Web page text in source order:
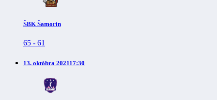
ŠBK Šamorín
65 - 61
13. októbra 202117:30